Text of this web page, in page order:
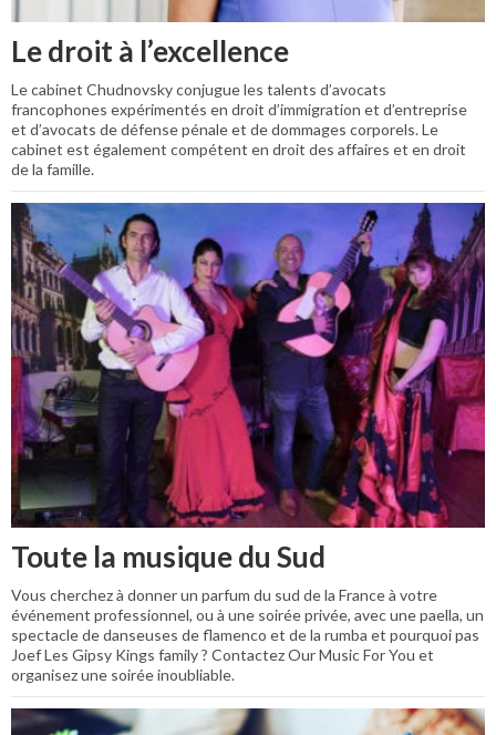
Le droit à l’excellence
Le cabinet Chudnovsky conjugue les talents d’avocats
francophones expérimentés en droit d’immigration et d’entreprise
et d’avocats de défense pénale et de dommages corporels. Le
cabinet est également compétent en droit des affaires et en droit
de la famille.
Toute la musique du Sud
Vous cherchez à donner un parfum du sud de la France à votre
événement professionnel, ou à une soirée privée, avec une paella, un
spectacle de danseuses de flamenco et de la rumba et pourquoi pas
Joef Les Gipsy Kings family ? Contactez Our Music For You et
organisez une soirée inoubliable.